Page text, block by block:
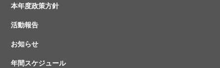
本年度政策方針
活動報告
お知らせ
年間スケジュール